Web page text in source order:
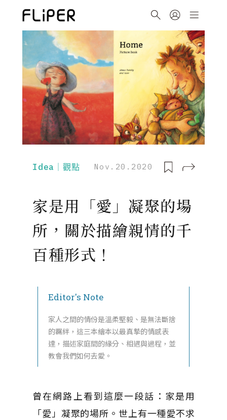
Idea｜觀點 Nov.20.2020
家是用「愛」凝聚的場
所，關於描繪親情的千
百種形式！
Editor's Note
家人之間的情份是溫柔堅毅、是無法斷捨
的羈絆，這三本繪本以最真摯的情感表
達，描述家庭間的緣分、相遇與過程，並
教會我們如何去愛。
曾在網路上看到這麼一段話：家是用
「愛」凝聚的場所。世上有一種愛不求